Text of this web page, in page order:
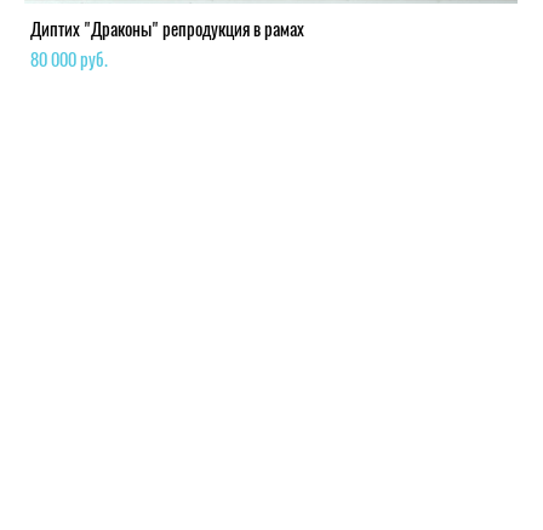
Диптих "Драконы" репродукция в рамах
80 000 pуб.